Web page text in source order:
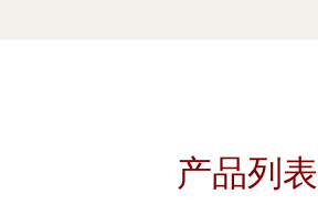
产品列表